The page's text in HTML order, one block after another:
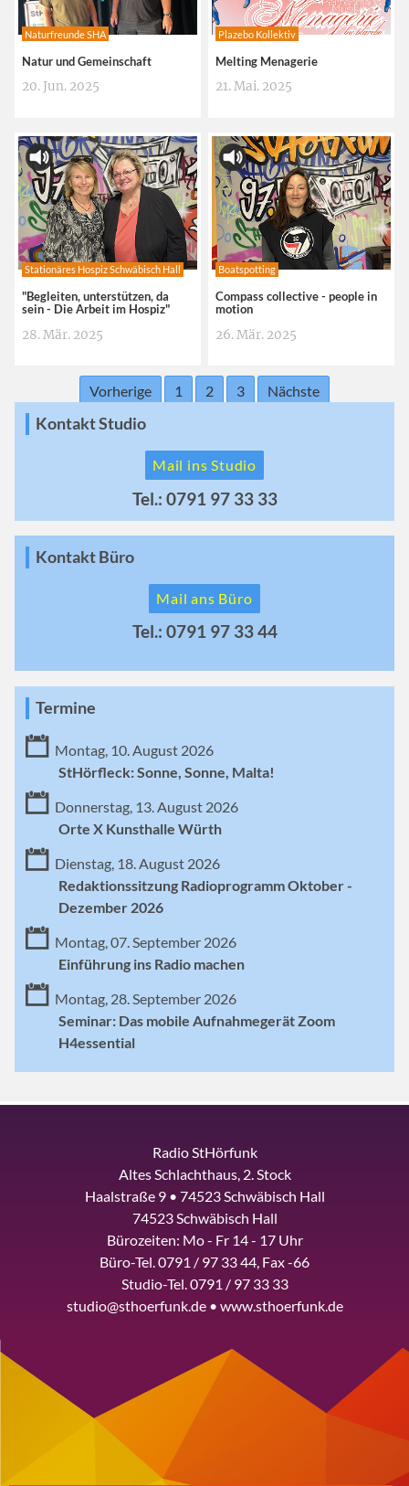
Naturfreunde SHA
Natur und Gemeinschaft
20. Jun. 2025
Plazebo Kollektiv
Melting Menagerie
21. Mai. 2025
Stationäres Hospiz Schwäbisch Hall
"Begleiten, unterstützen, da
sein - Die Arbeit im Hospiz"
28. Mär. 2025
Boatspotting
Compass collective - people in
motion
26. Mär. 2025
Vorherige 1 2 3 Nächste
Kontakt Studio
Mail ins Studio
Tel.: 0791 97 33 33
Kontakt Büro
Mail ans Büro
Tel.: 0791 97 33 44
Termine
Montag, 10. August 2026
StHörfleck: Sonne, Sonne, Malta!
Donnerstag, 13. August 2026
Orte X Kunsthalle Würth
Dienstag, 18. August 2026
Redaktionssitzung Radioprogramm Oktober -
Dezember 2026
Montag, 07. September 2026
Einführung ins Radio machen
Montag, 28. September 2026
Seminar: Das mobile Aufnahmegerät Zoom
H4essential
Radio StHörfunk
Altes Schlachthaus, 2. Stock
Haalstraße 9 • 74523 Schwäbisch Hall
74523 Schwäbisch Hall
Bürozeiten: Mo - Fr 14 - 17 Uhr
Büro-Tel. 0791 / 97 33 44, Fax -66
Studio-Tel. 0791 / 97 33 33
studio@sthoerfunk.de • www.sthoerfunk.de